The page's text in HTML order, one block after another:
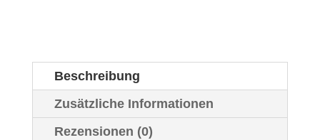
Beschreibung
Zusätzliche Informationen
Rezensionen (0)